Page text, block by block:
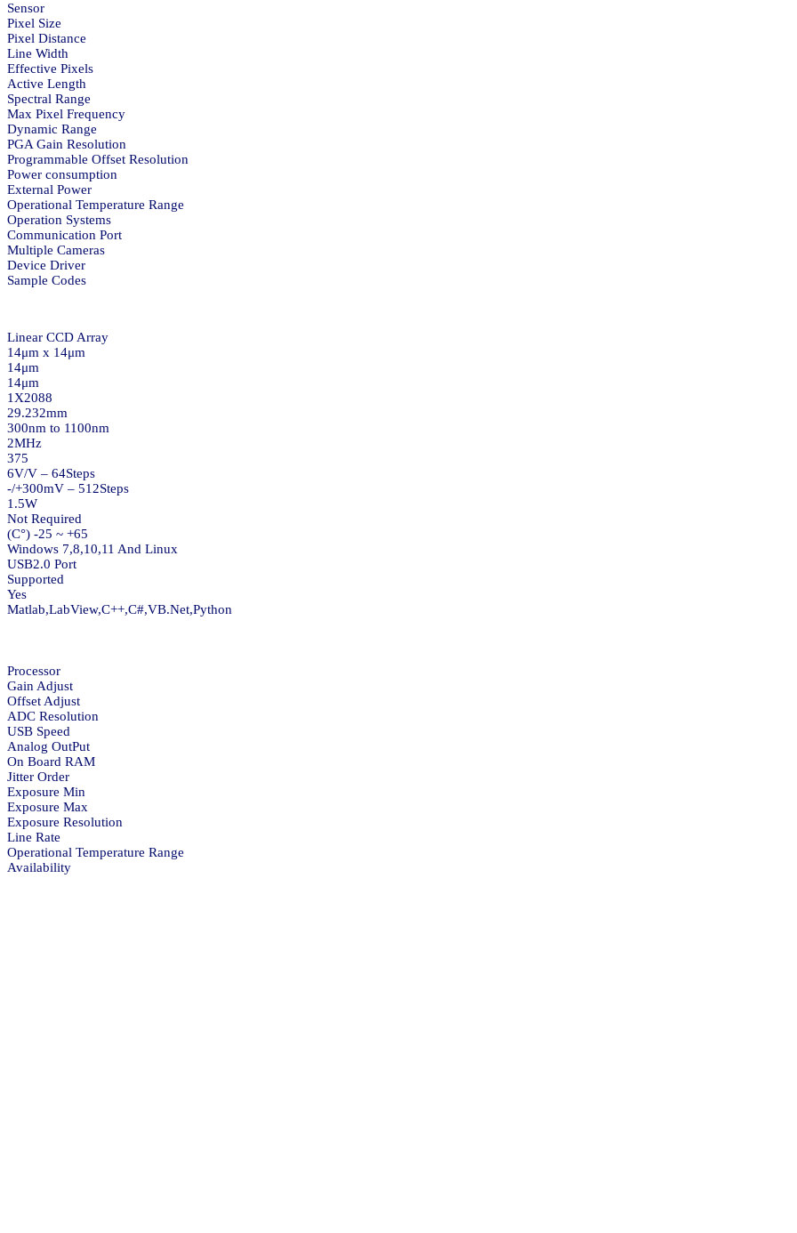
Sensor
Pixel Size
Pixel Distance
Line Width
Effective Pixels
Active Length
Spectral Range
Max Pixel Frequency
Dynamic Range
PGA Gain Resolution
Programmable Offset Resolution
Power consumption
External Power
Operational Temperature Range
Operation Systems
Communication Port
Multiple Cameras
Device Driver
Sample Codes
Linear CCD Array
14μm x 14μm
14μm
14μm
1X2088
29.232mm
300nm to 1100nm
2MHz
375
6V/V – 64Steps
300mV – 512Steps+/-
1.5W
Not Required
65+ ~ 25- (°C)
Windows 7,8,10,11 And Linux
USB2.0 Port
Supported
Yes
Matlab,LabView,C++,C#,VB.Net,Python
Processor
Gain Adjust
Offset Adjust
ADC Resolution
USB Speed
Analog OutPut
On Board RAM
Jitter Order
Exposure Min
Exposure Max
Exposure Resolution
Line Rate
Operational Temperature Range
Availability